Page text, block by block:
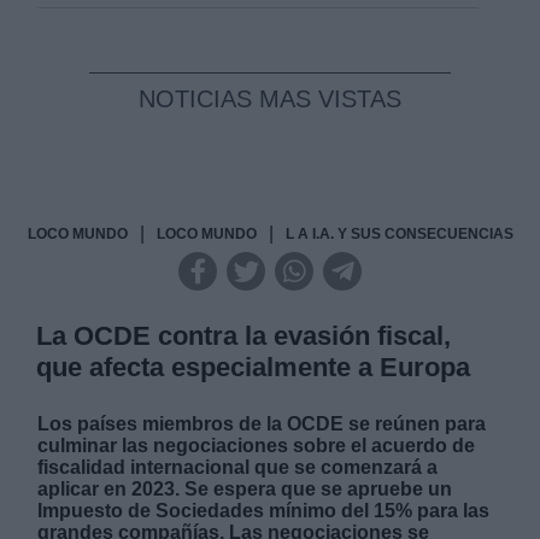
NOTICIAS MAS VISTAS
LOCO MUNDO LOCO MUNDO L A I.A. Y SUS CONSECUENCIAS
La OCDE contra la evasión fiscal,
que afecta especialmente a Europa
Los países miembros de la OCDE se reúnen para
culminar las negociaciones sobre el acuerdo de
fiscalidad internacional que se comenzará a
aplicar en 2023. Se espera que se apruebe un
Impuesto de Sociedades mínimo del 15% para las
grandes compañías. Las negociaciones se